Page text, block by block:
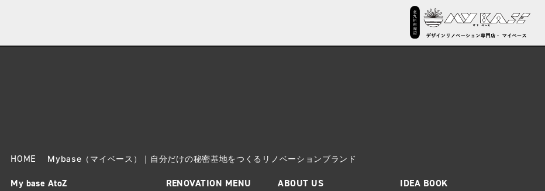
HOME Mybase（マイベース）｜自分だけの秘密基地をつくるリノベーションブランド
My base AtoZ RENOVATION MENU ABOUT US IDEA BOOK